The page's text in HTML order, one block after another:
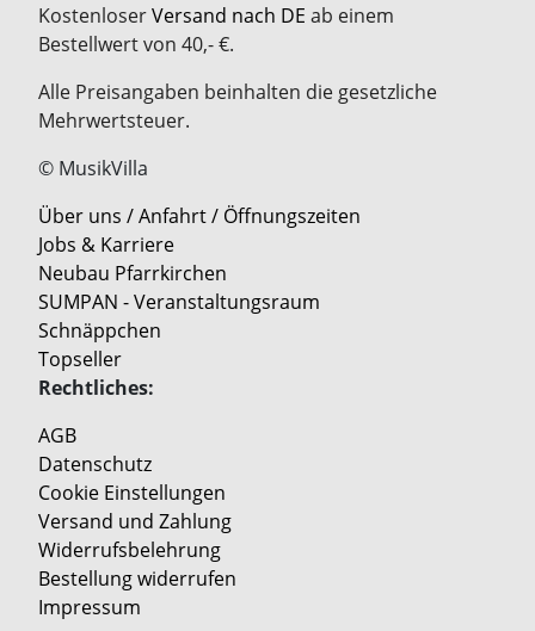
KostenloserVersand nach DE ab einem
Bestellwert von 40,- €.
Alle Preisangaben beinhalten die gesetzliche
Mehrwertsteuer.
© MusikVilla
Über uns / Anfahrt / Öffnungszeiten
Jobs & Karriere
Neubau Pfarrkirchen
SUMPAN - Veranstaltungsraum
Schnäppchen
Topseller
Rechtliches:
AGB
Datenschutz
Cookie Einstellungen
Versand und Zahlung
Widerrufsbelehrung
Bestellung widerrufen
Impressum